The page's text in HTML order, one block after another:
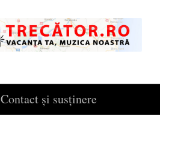
Contact și susținere